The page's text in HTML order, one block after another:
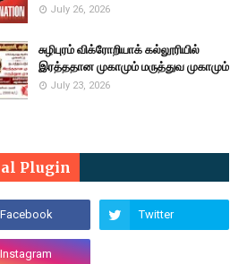
July 26, 2026
சுழிபுரம் விக்ரோறியாக் கல்லூரியில்
இரத்ததான முகாமும் மருத்துவ முகாமும்
July 23, 2026
Plugin